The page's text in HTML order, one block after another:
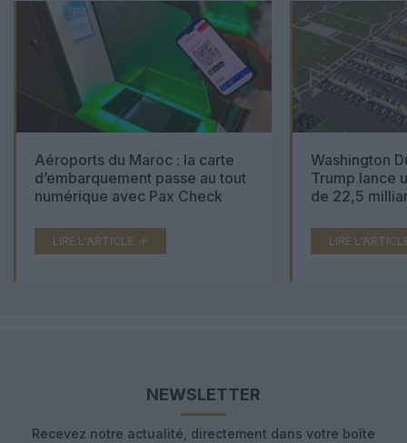
Aéroports du Maroc : la carte
d’embarquement passe au tout
numérique avec Pax Check
LIRE L'ARTICLE
Washington
Trump lance
de 22,5
LIRE
NEWSLETTER
Recevez notre actualité, directement dans votre boîte